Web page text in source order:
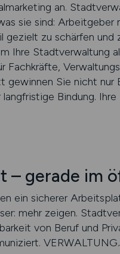
an.
sie sind:
gezielt zu schärfen
Ihre Stadtverwaltung
Fachkräfte,
Sie nicht nur
Bindung.
– gerade im
ein sicherer
mehr zeigen.
von Beruf und